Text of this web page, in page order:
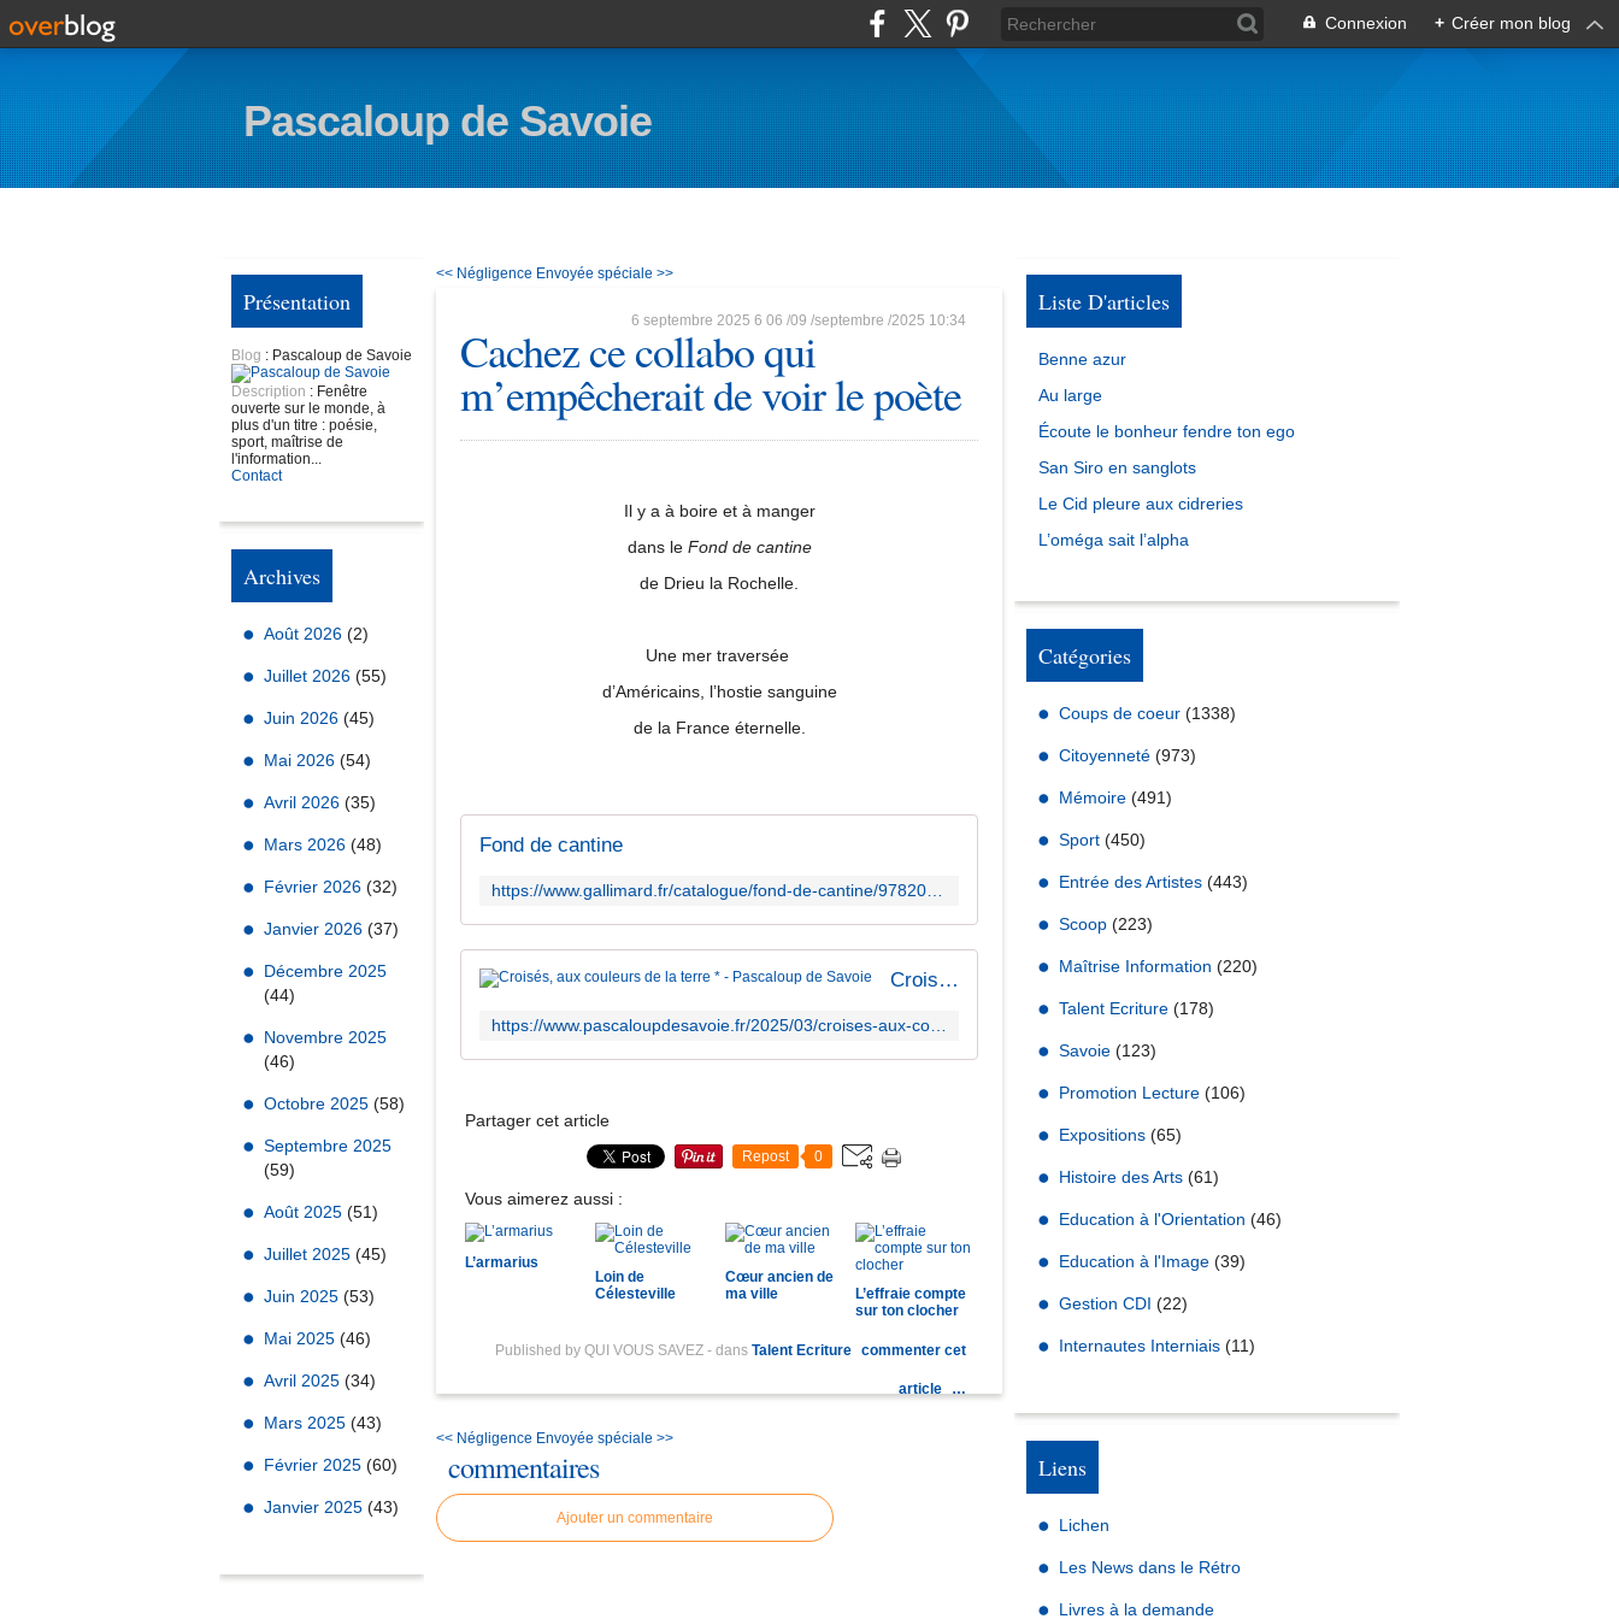
Connexion + Créer mon blog
Pascaloup de Savoie
Présentation
Blog : Pascaloup de Savoie
Description : Fenêtre
ouverte sur le monde, à
plus d'un titre : poésie,
sport, maîtrise de
l'information...
Contact
Archives
Août 2026 (2)
Juillet 2026 (55)
Juin 2026 (45)
Mai 2026 (54)
Avril 2026 (35)
Mars 2026 (48)
Février 2026 (32)
Janvier 2026 (37)
Décembre 2025
(44)
Novembre 2025
(46)
Octobre 2025 (58)
Septembre 2025
(59)
Août 2025 (51)
Juillet 2025 (45)
Juin 2025 (53)
Mai 2025 (46)
Avril 2025 (34)
Mars 2025 (43)
Février 2025 (60)
Janvier 2025 (43)
<< Négligence Envoyée spéciale >>
6 septembre 2025 6 06 /09 /septembre /2025 10:34
Cachez ce collabo qui
m’empêcherait de voir le poète
Il y a à boire et à manger
dans le Fond de cantine
de Drieu la Rochelle.
Une mer traversée
d’Américains, l’hostie sanguine
de la France éternelle.
Fond de cantine
Croisés, aux couleurs de la terre * - Pascaloup de Savoie
Partager cet article
Repost 0
Vous aimerez aussi :
L’armarius
Loin de
Célesteville
Cœur ancien de
ma ville
L’effraie compte
sur ton clocher
Published by QUI VOUS SAVEZ - dans Talent Ecriture commenter cet
article …
<< Négligence Envoyée spéciale >>
commentaires
Ajouter un commentaire
Liste D'articles
Benne azur
Au large
Écoute le bonheur fendre ton ego
San Siro en sanglots
Le Cid pleure aux cidreries
L’oméga sait l’alpha
Catégories
Coups de coeur (1338)
Citoyenneté (973)
Mémoire (491)
Sport (450)
Entrée des Artistes (443)
Scoop (223)
Maîtrise Information (220)
Talent Ecriture (178)
Savoie (123)
Promotion Lecture (106)
Expositions (65)
Histoire des Arts (61)
Education à l'Orientation (46)
Education à l'Image (39)
Gestion CDI (22)
Internautes Interniais (11)
Liens
Lichen
Les News dans le Rétro
Livres à la demande